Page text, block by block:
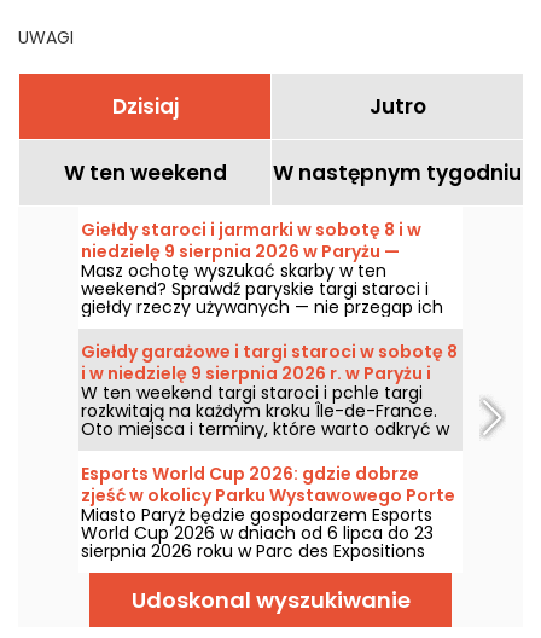
UWAGI
Dzisiaj Jutro
W ten weekend W następnym tygodniu
Giełdy staroci i jarmarki w sobotę 8 i w
niedzielę 9 sierpnia 2026 w Paryżu —
program weekendu
Masz ochotę wyszukać skarby w ten
weekend? Sprawdź paryskie targi staroci i
giełdy rzeczy używanych — nie przegap ich
w sobotę 8 i niedzielę 9 sierpnia 2026, aby
zgarnąć mnóstwo okazji.
Giełdy garażowe i targi staroci w sobotę 8
i w niedzielę 9 sierpnia 2026 r. w Paryżu i
Île-de-France – program na weekend
W ten weekend targi staroci i pchle targi
rozkwitają na każdym kroku Île-de-France.
Oto miejsca i terminy, które warto odkryć w
sobotę 8 i niedzielę 9 sierpnia 2026 roku, aby
polować na okazje, przeglądać stragany i
być może natrafić na prawdziwą perełkę.
Esports World Cup 2026: gdzie dobrze
zjeść w okolicy Parku Wystawowego Porte
de Versailles?
Miasto Paryż będzie gospodarzem Esports
World Cup 2026 w dniach od 6 lipca do 23
sierpnia 2026 roku w Parc des Expositions
przy Porte de Versailles, podczas
międzynarodowych zawodów gier wideo. A
co z jedzeniem między dwoma meczami?
Oto nasze rady i wybrana lista miejsc, gdzie
Udoskonal wyszukiwanie